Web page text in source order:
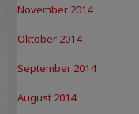
November 2014
Oktober 2014
September 2014
August 2014